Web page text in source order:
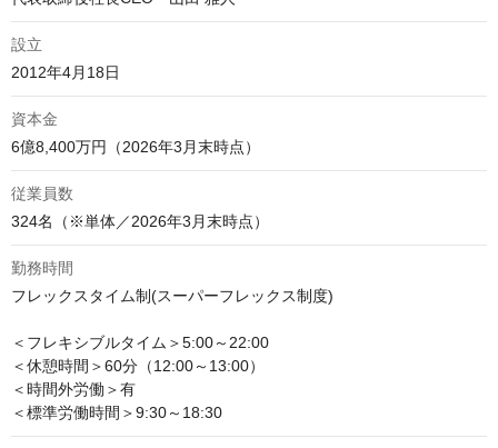
設立
2012年4月18日
資本金
6億8,400万円（2026年3月末時点）
従業員数
324名（※単体／2026年3月末時点）
勤務時間
フレックスタイム制(スーパーフレックス制度)
＜フレキシブルタイム＞5:00～22:00
＜休憩時間＞60分（12:00～13:00）
＜時間外労働＞有
＜標準労働時間＞9:30～18:30